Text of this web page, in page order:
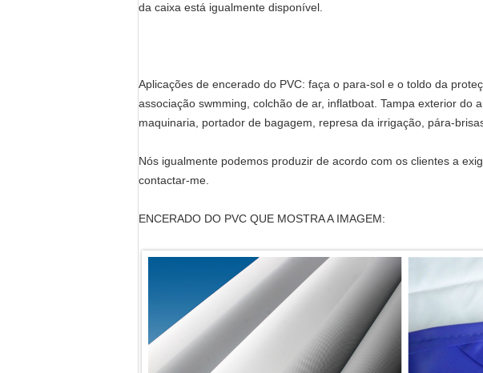
da caixa está igualmente disponível.
Aplicações de encerado do PVC: faça o para-sol e o toldo da
associação swmming, colchão de ar, inflatboat. Tampa exterior
maquinaria, portador de bagagem, represa da irrigação, pára-
Nós igualmente podemos produzir de acordo com os clientes a
contactar-me.
ENCERADO DO PVC QUE MOSTRA A IMAGEM: